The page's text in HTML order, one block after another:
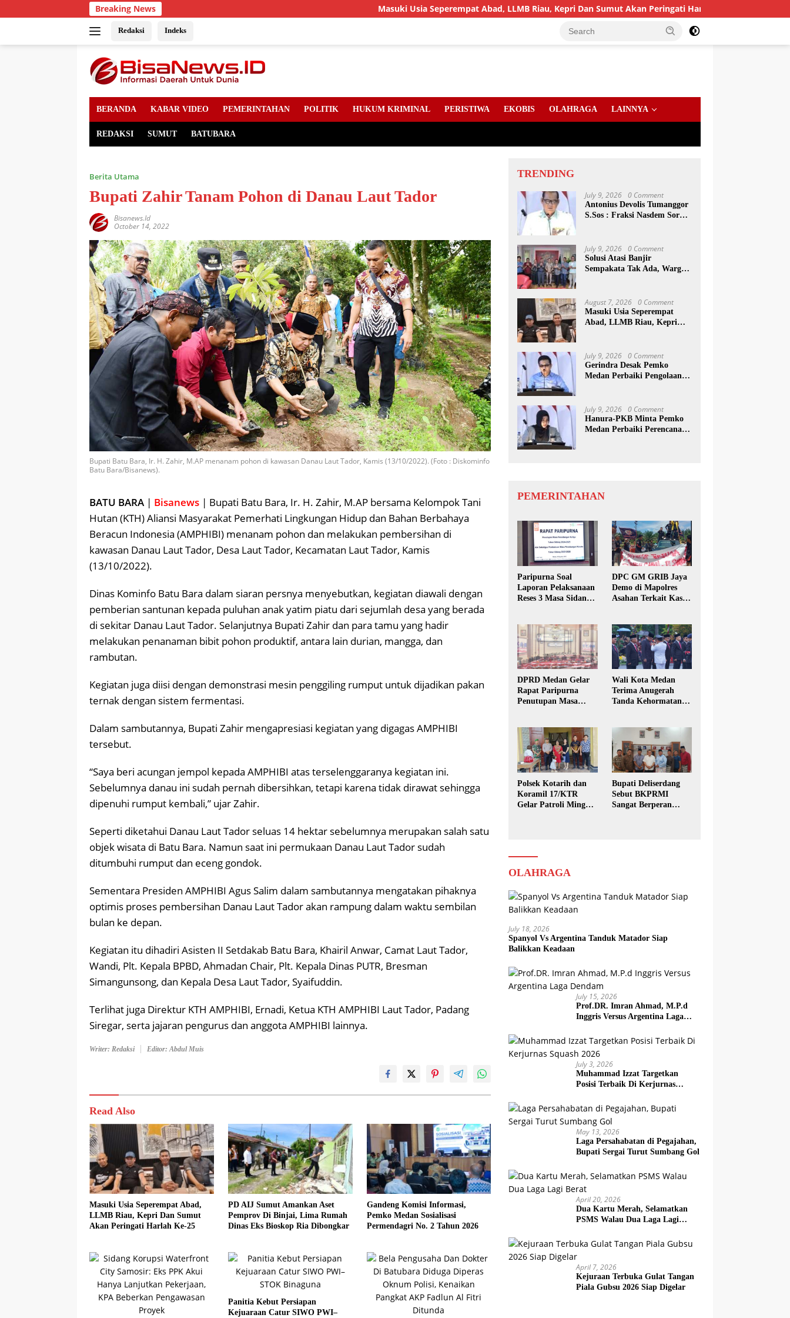
to
Breaking News Masuki Usia Seperempat Abad, LLMB Riau, Kepri Dan Sumut Akan Peringati Harlah Ke-25
Redaksi Indeks
BERANDA KABAR VIDEO PEMERINTAHAN POLITIK HUKUM KRIMINAL PERISTIWA EKOBIS OLAHRAGA LAINNYA
REDAKSI SUMUT BATUBARA
Berita Utama
Bupati Zahir Tanam Pohon di Danau Laut Tador
Bisanews.id
October 14, 2022
Bupati Batu Bara, Ir. H. Zahir, M.AP menanam pohon di kawasan Danau Laut Tador, Kamis (13/10/2022). (Foto : Diskominfo
Batu Bara/Bisanews).
BATU BARA | Bisanews | Bupati Batu Bara, Ir. H. Zahir, M.AP bersama Kelompok Tani
Hutan (KTH) Aliansi Masyarakat Pemerhati Lingkungan Hidup dan Bahan Berbahaya
Beracun Indonesia (AMPHIBI) menanam pohon dan melakukan pembersihan di
kawasan Danau Laut Tador, Desa Laut Tador, Kecamatan Laut Tador, Kamis
(13/10/2022).
Dinas Kominfo Batu Bara dalam siaran persnya menyebutkan, kegiatan diawali dengan
pemberian santunan kepada puluhan anak yatim piatu dari sejumlah desa yang berada
di sekitar Danau Laut Tador. Selanjutnya Bupati Zahir dan para tamu yang hadir
melakukan penanaman bibit pohon produktif, antara lain durian, mangga, dan
rambutan.
Kegiatan juga diisi dengan demonstrasi mesin penggiling rumput untuk dijadikan pakan
ternak dengan sistem fermentasi.
Dalam sambutannya, Bupati Zahir mengapresiasi kegiatan yang digagas AMPHIBI
tersebut.
“Saya beri acungan jempol kepada AMPHIBI atas terselenggaranya kegiatan ini.
Sebelumnya danau ini sudah pernah dibersihkan, tetapi karena tidak dirawat sehingga
dipenuhi rumput kembali,” ujar Zahir.
Seperti diketahui Danau Laut Tador seluas 14 hektar sebelumnya merupakan salah satu
objek wisata di Batu Bara. Namun saat ini permukaan Danau Laut Tador sudah
ditumbuhi rumput dan eceng gondok.
Sementara Presiden AMPHIBI Agus Salim dalam sambutannya mengatakan pihaknya
optimis proses pembersihan Danau Laut Tador akan rampung dalam waktu sembilan
bulan ke depan.
Kegiatan itu dihadiri Asisten II Setdakab Batu Bara, Khairil Anwar, Camat Laut Tador,
Wandi, Plt. Kepala BPBD, Ahmadan Chair, Plt. Kepala Dinas PUTR, Bresman
Simangunsong, dan Kepala Desa Laut Tador, Syaifuddin.
Terlihat juga Direktur KTH AMPHIBI, Ernadi, Ketua KTH AMPHIBI Laut Tador, Padang
Siregar, serta jajaran pengurus dan anggota AMPHIBI lainnya.
Writer: Redaksi Editor: Abdul Muis
Read Also
Masuki Usia Seperempat Abad,
LLMB Riau, Kepri Dan Sumut
Akan Peringati Harlah Ke-25
PD AIJ Sumut Amankan Aset
Pemprov Di Binjai, Lima Rumah
Dinas Eks Bioskop Ria Dibongkar
Gandeng Komisi Informasi,
Pemko Medan Sosialisasi
Permendagri No. 2 Tahun 2026
Panitia Kebut Persiapan
Kejuaraan Catur SIWO PWI–
TRENDING
July 9, 2026 0 Comment
Antonius Devolis Tumanggor
S.Sos : Fraksi Nasdem Soroti
July 9, 2026 0 Comment
Solusi Atasi Banjir
Sempakata Tak Ada, Warga
August 7, 2026 0 Comment
Masuki Usia Seperempat
Abad, LLMB Riau, Kepri
July 9, 2026 0 Comment
Gerindra Desak Pemko
Medan Perbaiki Pengolaan
July 9, 2026 0 Comment
Hanura-PKB Minta Pemko
Medan Perbaiki Perencanaan
PEMERINTAHAN
Paripurna Soal
Laporan Pelaksanaan
Reses 3 Masa Sidang
DPC GM GRIB Jaya
Demo di Mapolres
Asahan Terkait Kasus
DPRD Medan Gelar
Rapat Paripurna
Penutupan Masa
Wali Kota Medan
Terima Anugerah
Tanda Kehormatan
Polsek Kotarih dan
Koramil 17/KTR
Gelar Patroli Minggu
Bupati Deliserdang
Sebut BKPRMI
Sangat Berperan
OLAHRAGA
July 18, 2026
Spanyol Vs Argentina Tanduk Matador Siap
Balikkan Keadaan
July 15, 2026
Prof.DR. Imran Ahmad, M.P.d
Inggris Versus Argentina Laga
July 3, 2026
Muhammad Izzat Targetkan
Posisi Terbaik Di Kerjurnas
May 13, 2026
Laga Persahabatan di Pegajahan,
Bupati Sergai Turut Sumbang Gol
April 20, 2026
Dua Kartu Merah, Selamatkan
PSMS Walau Dua Laga Lagi
April 7, 2026
Kejuraan Terbuka Gulat Tangan
Piala Gubsu 2026 Siap Digelar